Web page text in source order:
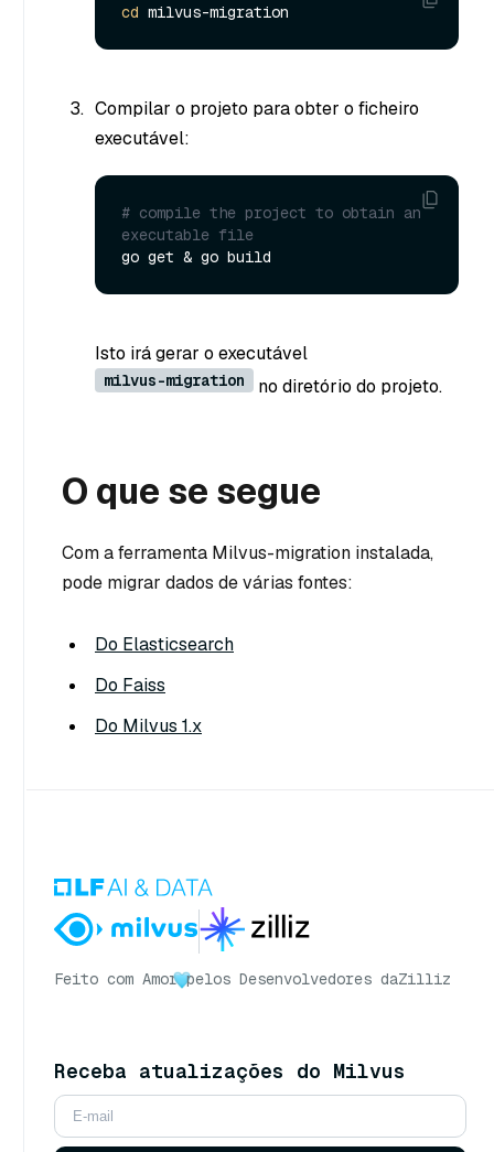
cd
Compilar o projeto para obter o ficheiro
executável:
# compile the project to obtain an
executable file
Isto irá gerar o executável
milvus-migration no diretório do projeto.
O que se segue
Com a ferramenta Milvus-migration instalada,
pode migrar dados de várias fontes:
Do Elasticsearch
Do Faiss
Do Milvus 1.x
Feito com Amor pelos Desenvolvedores daZilliz
Receba atualizações do Milvus